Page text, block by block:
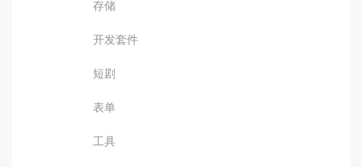
存储
开发套件
短剧
表单
工具